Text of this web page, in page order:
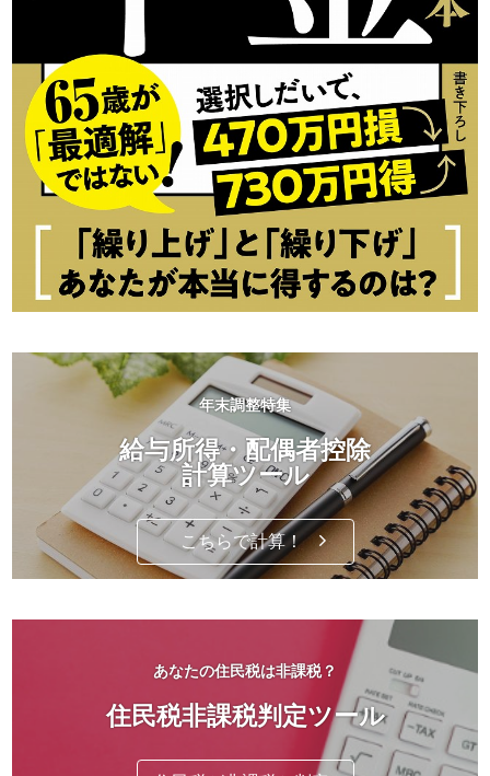
年末調整特集
給与所得・配偶者控除
計算ツール
こちらで計算！
あなたの住民税は非課税？
住民税非課税判定ツール